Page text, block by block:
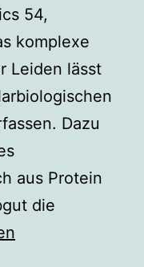
54,
komplexe
Leiden lässt
Dazu
aus Protein
die